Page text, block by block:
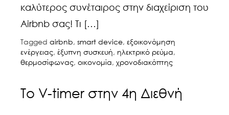
καλύτερος συνέταιρος στην διαχείριση του
Airbnb σας! Τι […]
Tagged airbnb, smart device, εξοικονόμηση
ενέργειας, έξυπνη συσκευή, ηλεκτρικό ρεύμα,
θερμοσίφωνας, οικονομία, χρονοδιακόπτης
Tο V-timer στην 4η Διεθνή